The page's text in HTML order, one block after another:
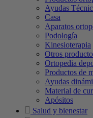
Ayudas
Casa
Aparatos
Podología
Kinesioterapia
Otros
Ortopedia
Productos de
Ayudas
Material de
Apósitos
Salud y bienestar